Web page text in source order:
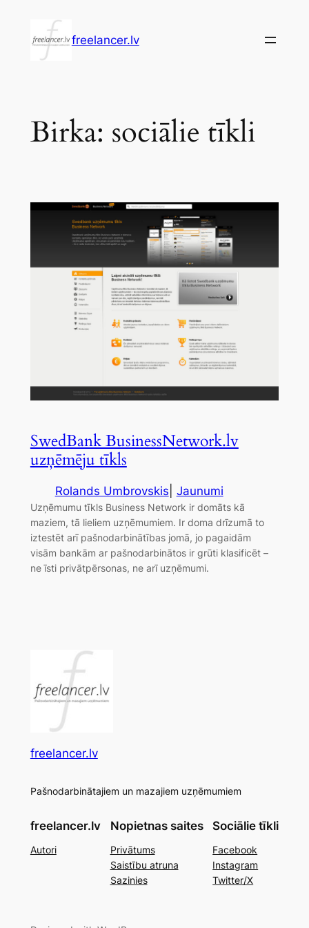
saturu
freelancer.lv
Birka: sociālie tīkli
SwedBank BusinessNetwork.lv
uzņēmēju tīkls
Rolands Umbrovskis Jaunumi
Uzņēmumu tīkls Business Network ir domāts kā
maziem, tā lieliem uzņēmumiem. Ir doma drīzumā to
iztestēt arī pašnodarbinātības jomā, jo pagaidām
visām bankām ar pašnodarbinātos ir grūti klasificēt –
ne īsti privātpērsonas, ne arī uzņēmumi.
freelancer.lv
Pašnodarbinātajiem un mazajiem uzņēmumiem
freelancer.lv
Autori
Nopietnas saites
Privātums
Saistību atruna
Sazinies
Sociālie tīkli
Facebook
Instagram
Twitter/X